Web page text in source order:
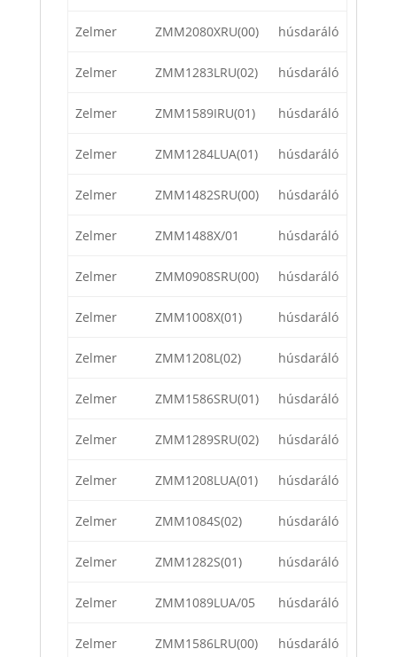
Zelmer ZMM2080XRU(00) húsdaráló
Zelmer ZMM1283LRU(02) húsdaráló
Zelmer ZMM1589IRU(01) húsdaráló
Zelmer ZMM1284LUA(01) húsdaráló
Zelmer ZMM1482SRU(00) húsdaráló
Zelmer ZMM1488X/01 húsdaráló
Zelmer ZMM0908SRU(00) húsdaráló
Zelmer ZMM1008X(01) húsdaráló
Zelmer ZMM1208L(02) húsdaráló
Zelmer ZMM1586SRU(01) húsdaráló
Zelmer ZMM1289SRU(02) húsdaráló
Zelmer ZMM1208LUA(01) húsdaráló
Zelmer ZMM1084S(02) húsdaráló
Zelmer ZMM1282S(01) húsdaráló
Zelmer ZMM1089LUA/05 húsdaráló
Zelmer ZMM1586LRU(00) húsdaráló